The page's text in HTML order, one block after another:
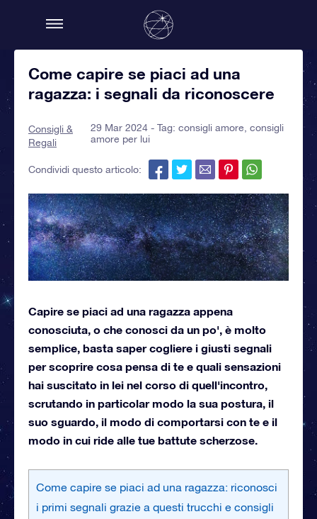
Come capire se piaci ad una
ragazza: i segnali da riconoscere
Consigli &
Regali
29 Mar 2024 - Tag: consigli amore consigli
amore per lui
Condividi questo articolo:
Capire se piaci ad una ragazza appena
conosciuta, o che conosci da un po', è molto
semplice, basta saper cogliere i giusti segnali
per scoprire cosa pensa di te e quali sensazioni
hai suscitato in lei nel corso di quell'incontro,
scrutando in particolar modo la sua postura, il
suo sguardo, il modo di comportarsi con te e il
modo in cui ride alle tue battute scherzose.
Come capire se piaci ad una ragazza: riconosci
i primi segnali grazie a questi trucchi e consigli